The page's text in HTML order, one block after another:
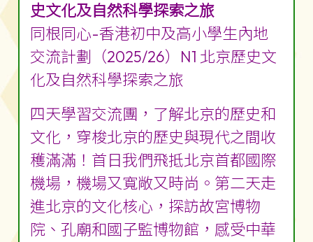
史文化及自然科學探索之旅
同根同心-香港初中及高小學生內地
交流計劃（2025/26）N1 北京歷史文
化及自然科學探索之旅
四天學習交流團，了解北京的歷史和
文化，穿梭北京的歷史與現代之間收
穫滿滿！首日我們飛抵北京首都國際
機場，機場又寬敞又時尚。第二天走
進北京的文化核心，探訪故宮博物
院、孔廟和國子監博物館，感受中華